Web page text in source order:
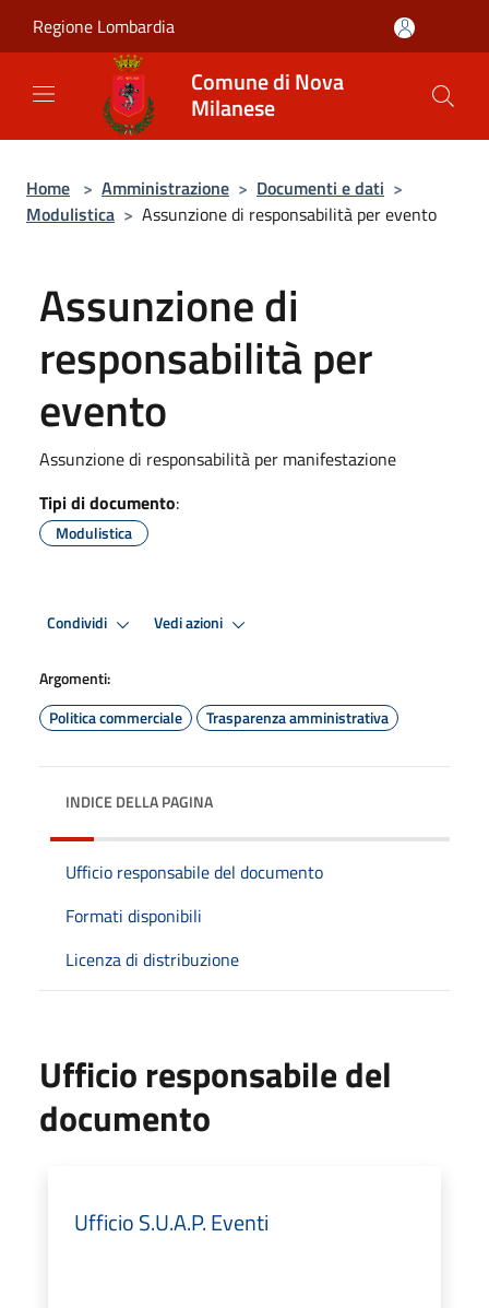
Regione Lombardia
Comune di Nova
Milanese
Home > Amministrazione > Documenti e dati >
Modulistica > Assunzione di responsabilità per evento
Assunzione di
responsabilità per
evento
Assunzione di responsabilità per manifestazione
Tipi di documento:
Modulistica
Condividi Vedi azioni
Argomenti:
Politica commerciale
Trasparenza amministrativa
INDICE DELLA PAGINA
Ufficio responsabile del documento
Formati disponibili
Licenza di distribuzione
Ufficio responsabile del
documento
Ufficio S.U.A.P. Eventi